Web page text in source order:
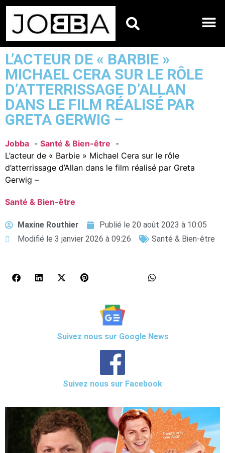
L’ACTEUR DE « BARBIE »
MICHAEL CERA SUR LE RÔLE
D’ATTERRISSAGE D’ALLAN
DANS LE FILM RÉALISÉ PAR
GRETA GERWIG –
Jobba
Santé & Bien-être
L’acteur de « Barbie » Michael Cera sur le rôle
d’atterrissage d’Allan dans le film réalisé par Greta
Gerwig –
Santé & Bien-être
Maxine Routhier Publié le 20 août 2023 à 10:05
Modifié le 3 janvier 2026 à 09:26
Santé & Bien-être
Suivez nous sur Google News
Suivez nous sur Facebook